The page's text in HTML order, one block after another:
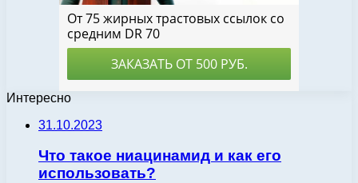
Интересно
31.10.2023
Что такое ниацинамид и как его
использовать?